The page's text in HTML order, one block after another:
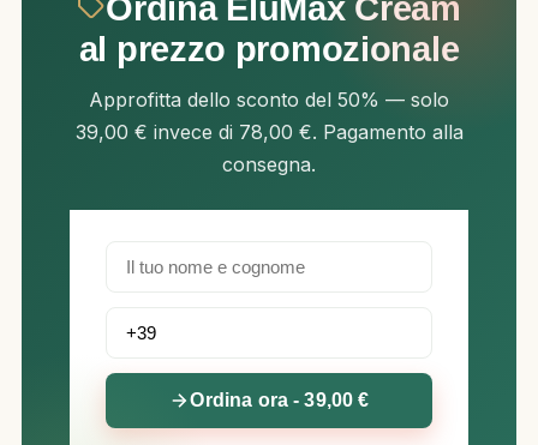
Ordina EluMax Cream
al prezzo promozionale
Approfitta dello sconto del 50% — solo
39,00 € invece di 78,00 €. Pagamento alla
consegna.
Ordina ora - 39,00 €